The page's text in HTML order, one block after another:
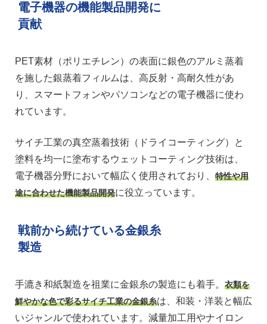
電子機器の機能製品開発に
貢献
PET素材（ポリエチレン）の表面に銀色のアルミ蒸着
を施した銀蒸着フィルムは、高反射・高耐久性があ
り、スマートフォンやパソコンなどの電子機器に使わ
れています。
サイチ工業の真空蒸着技術（ドライコーティング）と
塗料を均一に塗布するウェットコーティング技術は、
電子機器分野において幅広く使用されており、 特性や用
途に合わせた機能製品開発に役立っています。
戦前から続けている金銀糸
製造
手漉き和紙製造を祖業に金銀糸の製造にも着手。 衣類を
鮮やかな色で彩るサイチ工業の金銀糸は、和装・洋装と幅広
いジャンルで使われています。減量加工用やナイロン